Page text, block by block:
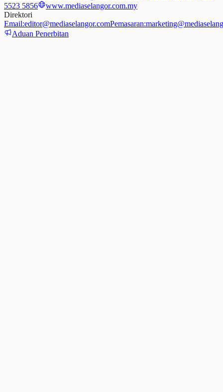
5523 5856
www.mediaselangor.com.my
Direktori
Email:editor@mediaselangor.comPemasaran:
Aduan Penerbitan